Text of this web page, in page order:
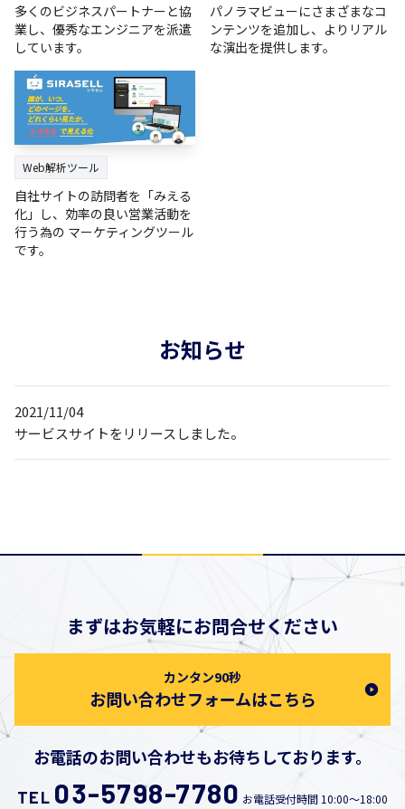
多くのビジネスパートナーと協
業し、優秀なエンジニアを派遣
しています。
パノラマビューにさまざまなコ
ンテンツを追加し、よりリアル
な演出を提供します。
Web解析ツール
自社サイトの訪問者を「みえる
化」し、効率の良い営業活動を
行う為の マーケティングツール
です。
お知らせ
2021/11/04
サービスサイトをリリースしました。
まずはお気軽にお問合せください
カンタン90秒
お問い合わせフォームはこちら
お電話のお問い合わせもお待ちしております。
TEL 03-5798-7780 お電話受付時間 10:00～18:00